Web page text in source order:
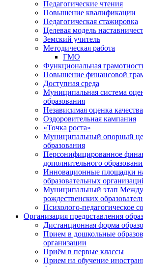
Педагогические чтения
Повышение квалификации
Педагогическая стажировка
Целевая модель
Земский учитель
Методическая работа
ГМО
Функциональная
Повышение финансовой
Доступная среда
Муниципальная система
образования
Независимая оценка
Оздоровительная кампания
«Точка роста»
Муниципальный опорный
образования
Персонифицированное
дополнительного
Инновационные площадки
образовательных
Муниципальный этап
рождественских
Психолого-педагогическое
Организация предоставления
Дистанционная форма
Прием в дошкольные
организации
Приём в первые классы
Прием на обучение